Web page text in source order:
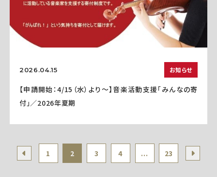
2026.04.15 お知らせ
【申請開始：4/15（水）より～】音楽活動支援「みんなの寄
付」／2026年夏期
1 2 3 4 ... 23